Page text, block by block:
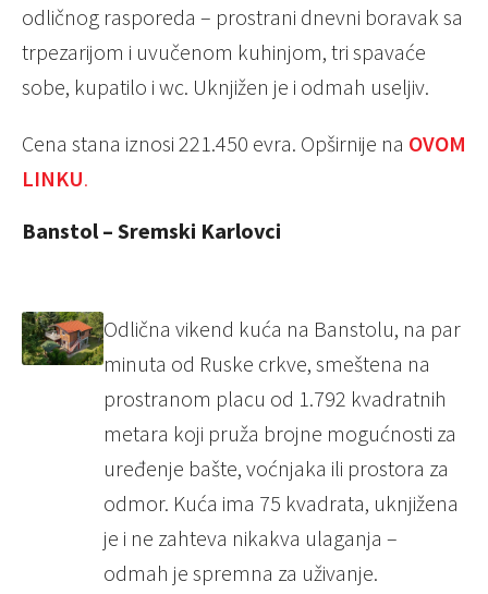
odličnog rasporeda – prostrani dnevni boravak sa
trpezarijom i uvučenom kuhinjom, tri spavaće
sobe, kupatilo i wc. Uknjižen je i odmah useljiv.
Cena stana iznosi 221.450 evra. Opširnije na OVOM
LINKU.
Banstol – Sremski Karlovci
Odlična vikend kuća na Banstolu, na par
minuta od Ruske crkve, smeštena na
prostranom placu od 1.792 kvadratnih
metara koji pruža brojne mogućnosti za
uređenje bašte, voćnjaka ili prostora za
odmor. Kuća ima 75 kvadrata, uknjižena
je i ne zahteva nikakva ulaganja –
odmah je spremna za uživanje.